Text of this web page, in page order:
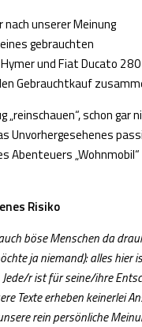
unserer Meinung
gebrauchten
und Fiat Ducato 280
Gebrauchtkauf
schon
Abenteuers
Risiko
böse Menschen da
ja niemand): alles
r ist für seine/ihre
Texte erheben keinerlei
rein persönliche